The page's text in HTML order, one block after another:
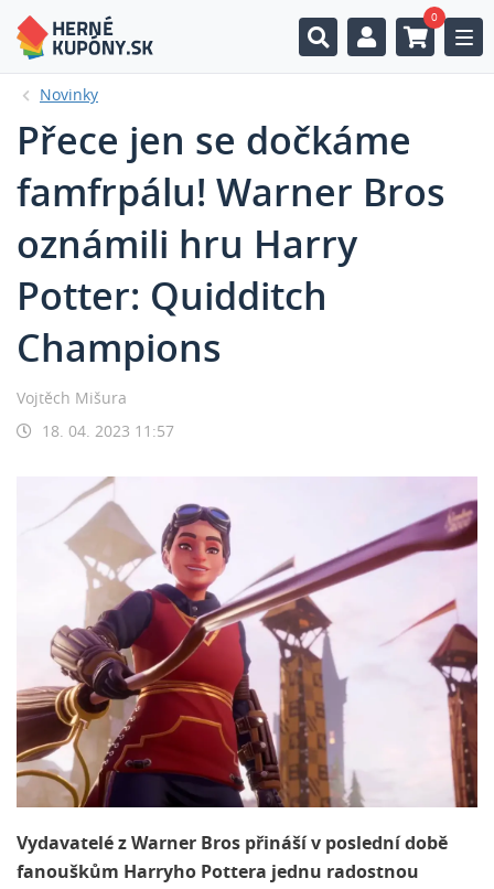
0
Novinky
Přece jen se dočkáme
famfrpálu! Warner Bros
oznámili hru Harry
Potter: Quidditch
Champions
Vojtěch Mišura
18. 04. 2023 11:57
Vydavatelé z Warner Bros přináší v poslední době
fanouškům Harryho Pottera jednu radostnou